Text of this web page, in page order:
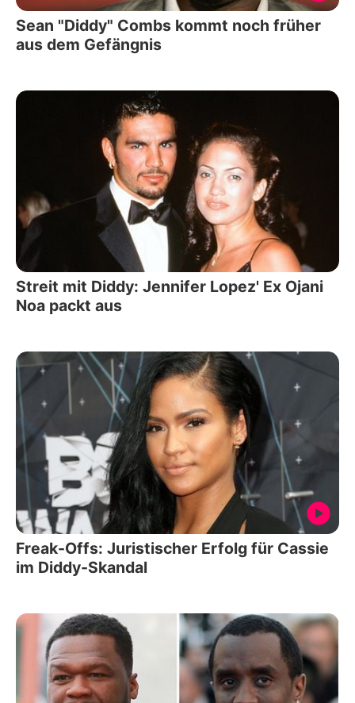
Sean "Diddy" Combs kommt noch früher
aus dem Gefängnis
Streit mit Diddy: Jennifer Lopez' Ex Ojani
Noa packt aus
Freak-Offs: Juristischer Erfolg für Cassie
im Diddy-Skandal